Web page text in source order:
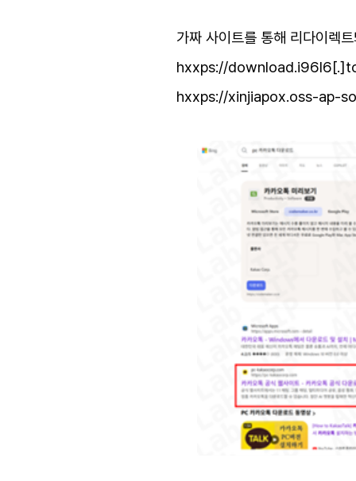
가짜 사이트를 통해 리다이렉
hxxps://
hxxps://xinjiapox.oss-ap-